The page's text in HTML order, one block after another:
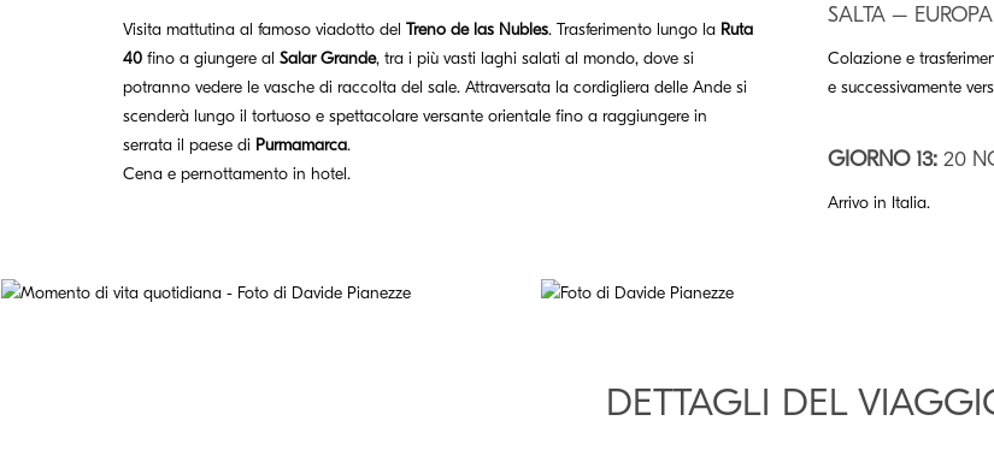
Visita mattutina al famoso viadotto del Treno de las Nubles. Trasferimento lungo la Ruta
40 fino a giungere al Salar Grande, tra i più vasti laghi salati al mondo, dove si
potranno vedere le vasche di raccolta del sale. Attraversata la cordigliera delle Ande si
scenderà lungo il tortuoso e spettacolare versante orientale fino a raggiungere in
serrata il paese di Purmamarca.
Cena e pernottamento in hotel.
SALTA – EUROPA
Colazione e
e successivamente
GIORNO 13: 20
Arrivo in Italia.
DETTAGLI DEL